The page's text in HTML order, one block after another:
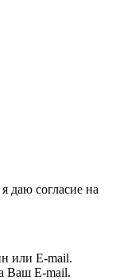
даю согласие на
или Е-mail.
Ваш E-mail.